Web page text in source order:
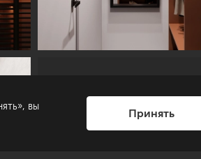
Смотреть
все фотографии
вы
Принять